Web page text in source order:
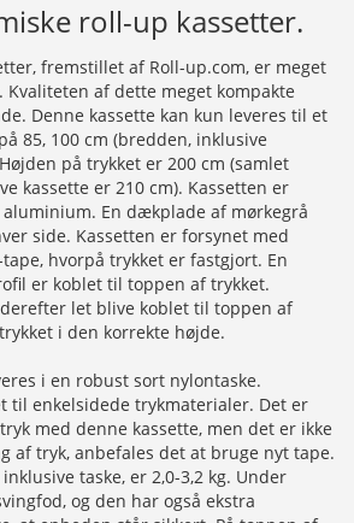
roll-up kassetter.
fremstillet af Roll-up.com, er meget
af dette meget kompakte
Denne kassette kan kun leveres til et
85, 100 cm (bredden, inklusive
på trykket er 200 cm (samlet
kassette er 210 cm). Kassetten er
En dækplade af mørkegrå
side. Kassetten er forsynet med
hvorpå trykket er fastgjort. En
er koblet til toppen af trykket.
let blive koblet til toppen af
i den korrekte højde.
i en robust sort nylontaske.
til enkelsidede trykmaterialer. Det er
med denne kassette, men det er ikke
af tryk, anbefales det at bruge nyt tape.
taske, er 2,0-3,2 kg. Under
og den har også ekstra